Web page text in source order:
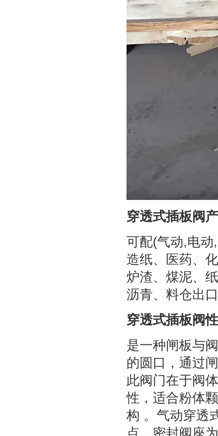
穿透式插板阀
可配(气动,电
造纸、医药、
炉渣、煤泥、
沥青、料仓出
穿透式插板阀
是一种闸板与
的圆口，通过
此阀门在于阀
性，适合粉体
构 。气动穿透
点，密封阀座